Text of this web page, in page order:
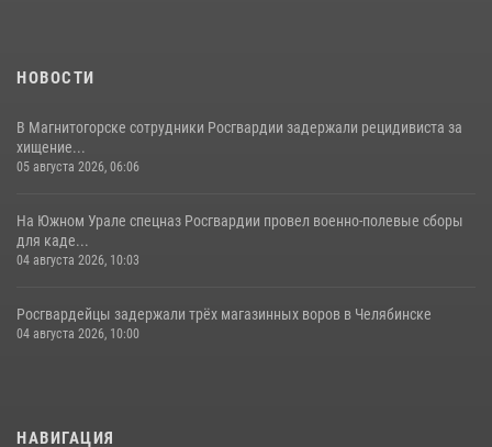
НОВОСТИ
В Магнитогорске сотрудники Росгвардии задержали рецидивиста за
хищение...
05 августа 2026, 06:06
На Южном Урале спецназ Росгвардии провел военно-полевые сборы
для каде...
04 августа 2026, 10:03
Росгвардейцы задержали трёх магазинных воров в Челябинске
04 августа 2026, 10:00
НАВИГАЦИЯ